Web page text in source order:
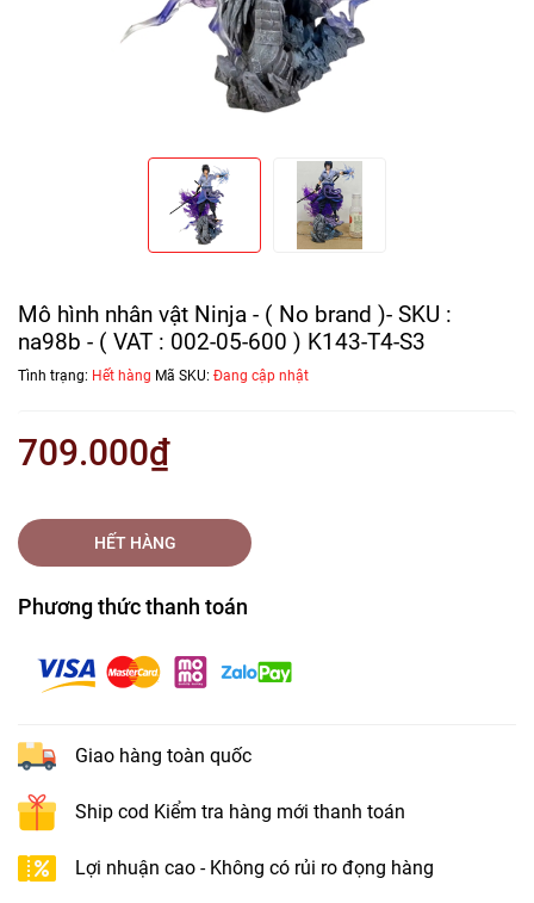
Mô hình nhân vật Ninja - ( No brand )- SKU :
na98b - ( VAT : 002-05-600 ) K143-T4-S3
Tình trạng: Hết hàng Mã SKU: Đang cập nhật
709.000₫
HẾT HÀNG
Phương thức thanh toán
Giao hàng toàn quốc
Ship cod Kiểm tra hàng mới thanh toán
Lợi nhuận cao - Không có rủi ro đọng hàng